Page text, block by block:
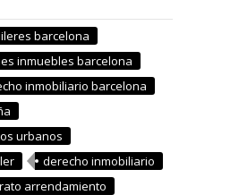
barcelona
inmuebles barcelona
inmobiliario barcelona
urbanos
derecho inmobiliario
arrendamiento